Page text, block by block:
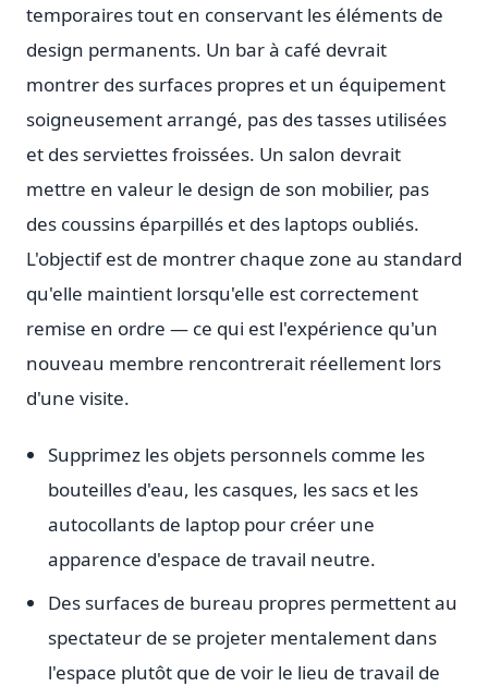
temporaires tout en conservant les éléments de
design permanents. Un bar à café devrait
montrer des surfaces propres et un équipement
soigneusement arrangé, pas des tasses utilisées
et des serviettes froissées. Un salon devrait
mettre en valeur le design de son mobilier, pas
des coussins éparpillés et des laptops oubliés.
L'objectif est de montrer chaque zone au standard
qu'elle maintient lorsqu'elle est correctement
remise en ordre — ce qui est l'expérience qu'un
nouveau membre rencontrerait réellement lors
d'une visite.
Supprimez les objets personnels comme les
bouteilles d'eau, les casques, les sacs et les
autocollants de laptop pour créer une
apparence d'espace de travail neutre.
Des surfaces de bureau propres permettent au
spectateur de se projeter mentalement dans
l'espace plutôt que de voir le lieu de travail de